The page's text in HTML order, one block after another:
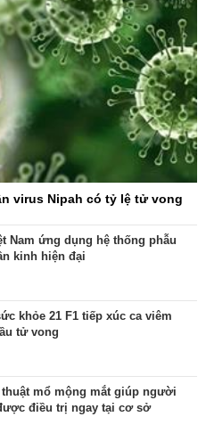
virus Nipah có tỷ lệ tử vong
Nam ứng dụng hệ thống phẫu
kinh hiện đại
khỏe 21 F1 tiếp xúc ca viêm
tử vong
mổ mộng mắt giúp người
điều trị ngay tại cơ sở